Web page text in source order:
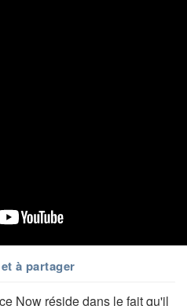
à partager
Now réside dans le fait qu'il